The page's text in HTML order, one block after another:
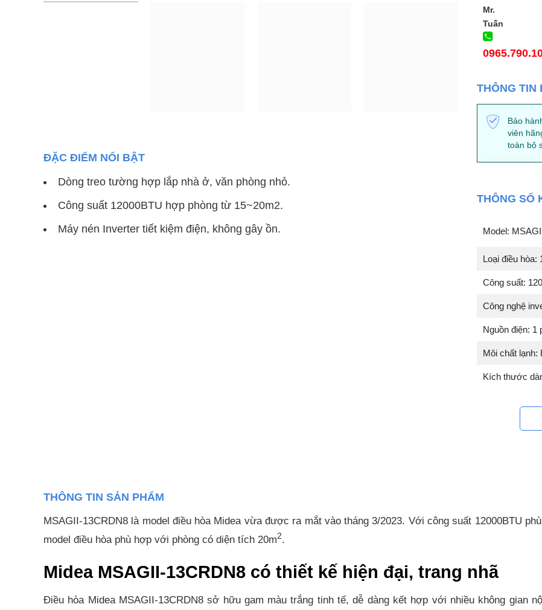
ĐẶC ĐIỂM NỔI BẬT
Dòng treo tường hợp lắp nhà ở, văn phòng nhỏ.
Công suất 12000BTU hợp phòng từ 15~20m2.
Máy nén Inverter tiết kiệm điện, không gây ồn.
Mr.
Tuấn
THÔNG TIN
Bảo
viên
toàn bộ
THÔNG SỐ
Model:
Loại điều hòa:
Công suất:
Công nghệ
Nguồn điện: 1
Môi chất lạnh:
Kích thước
THÔNG TIN SẢN PHẨM
MSAGII-13CRDN8 là model điều hòa Midea vừa được ra mắt vào tháng 3/2023. Với công suất 12000BTU
model điều hòa phù hợp với phòng có diện tích 20m2.
Midea MSAGII-13CRDN8 có thiết kế hiện đại, trang nhã
Điều hòa Midea MSAGII-13CRDN8 sở hữu gam màu trắng tinh tế, dễ dàng kết hợp với nhiều không gian